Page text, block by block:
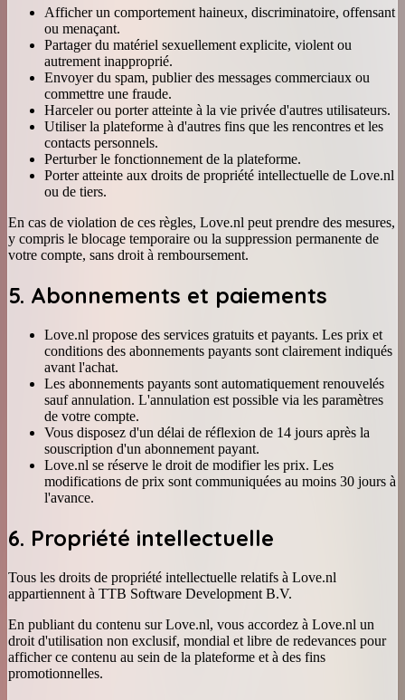
Afficher un comportement haineux, discriminatoire, offensant
ou menaçant.
Partager du matériel sexuellement explicite, violent ou
autrement inapproprié.
Envoyer du spam, publier des messages commerciaux ou
commettre une fraude.
Harceler ou porter atteinte à la vie privée d'autres utilisateurs.
Utiliser la plateforme à d'autres fins que les rencontres et les
contacts personnels.
Perturber le fonctionnement de la plateforme.
Porter atteinte aux droits de propriété intellectuelle de Love.nl
ou de tiers.
En cas de violation de ces règles, Love.nl peut prendre des mesures,
y compris le blocage temporaire ou la suppression permanente de
votre compte, sans droit à remboursement.
5. Abonnements et paiements
Love.nl propose des services gratuits et payants. Les prix et
conditions des abonnements payants sont clairement indiqués
avant l'achat.
Les abonnements payants sont automatiquement renouvelés
sauf annulation. L'annulation est possible via les paramètres
de votre compte.
Vous disposez d'un délai de réflexion de 14 jours après la
souscription d'un abonnement payant.
Love.nl se réserve le droit de modifier les prix. Les
modifications de prix sont communiquées au moins 30 jours à
l'avance.
6. Propriété intellectuelle
Tous les droits de propriété intellectuelle relatifs à Love.nl
appartiennent à TTB Software Development B.V.
En publiant du contenu sur Love.nl, vous accordez à Love.nl un
droit d'utilisation non exclusif, mondial et libre de redevances pour
afficher ce contenu au sein de la plateforme et à des fins
promotionnelles.